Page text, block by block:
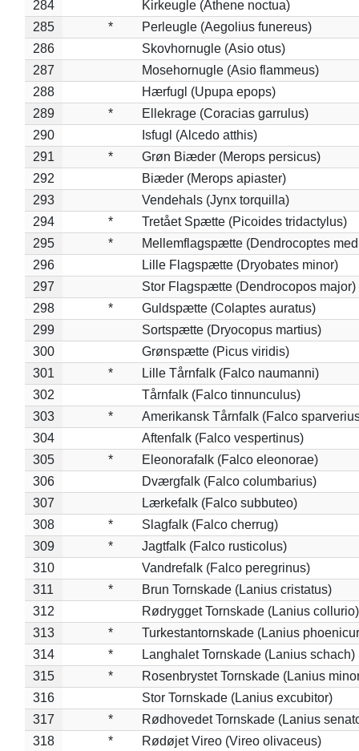
284
Kirkeugle (Athene noctua)
285
*
Perleugle (Aegolius funereus)
286
Skovhornugle (Asio otus)
287
Mosehornugle (Asio flammeus)
288
Hærfugl (Upupa epops)
289
*
Ellekrage (Coracias garrulus)
290
Isfugl (Alcedo atthis)
291
*
Grøn Biæder (Merops persicus)
292
Biæder (Merops apiaster)
293
Vendehals (Jynx torquilla)
294
*
Tretået Spætte (Picoides tridactylus)
295
*
Mellemflagspætte (Dendrocoptes
296
Lille Flagspætte (Dryobates minor)
297
Stor Flagspætte (Dendrocopos major)
298
*
Guldspætte (Colaptes auratus)
299
Sortspætte (Dryocopus martius)
300
Grønspætte (Picus viridis)
301
*
Lille Tårnfalk (Falco naumanni)
302
Tårnfalk (Falco tinnunculus)
303
*
Amerikansk Tårnfalk (Falco
304
Aftenfalk (Falco vespertinus)
305
*
Eleonorafalk (Falco eleonorae)
306
Dværgfalk (Falco columbarius)
307
Lærkefalk (Falco subbuteo)
308
*
Slagfalk (Falco cherrug)
309
*
Jagtfalk (Falco rusticolus)
310
Vandrefalk (Falco peregrinus)
311
*
Brun Tornskade (Lanius cristatus)
312
Rødrygget Tornskade (Lanius collurio)
313
*
Turkestantornskade (Lanius
314
*
Langhalet Tornskade (Lanius schach)
315
*
Rosenbrystet Tornskade (Lanius
316
Stor Tornskade (Lanius excubitor)
317
*
Rødhovedet Tornskade (Lanius
318
*
Rødøjet Vireo (Vireo olivaceus)